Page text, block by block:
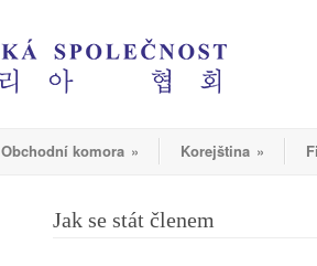
Obchodní komora » Korejština »
Jak se stát členem